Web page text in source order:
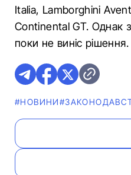
Italia, Lamborghini
Continental GT. Однак
поки не виніс рішення.
#НОВИНИ